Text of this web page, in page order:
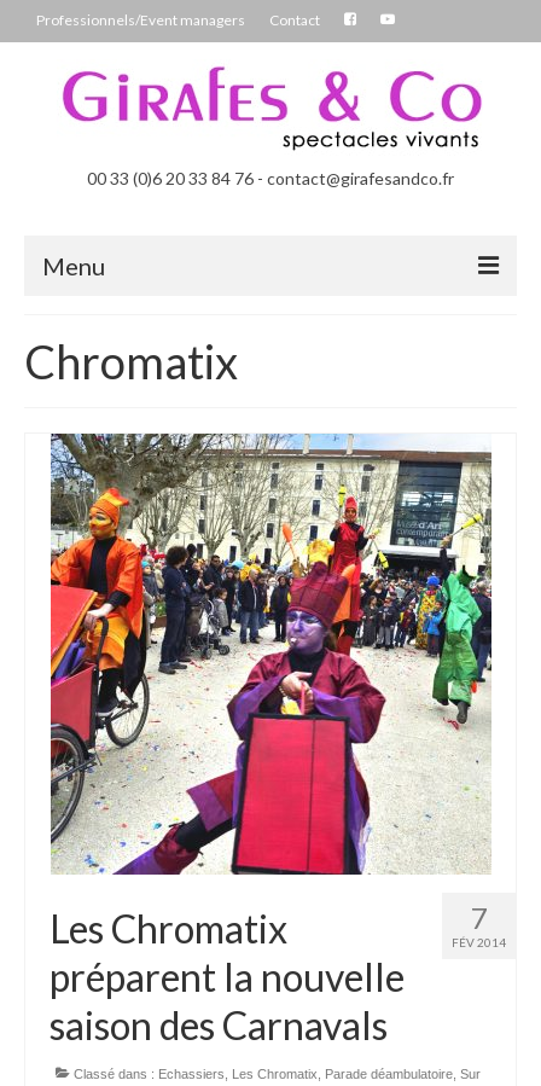
Professionnels/Event managers Contact
00 33 (0)6 20 33 84 76 - contact@girafesandco.fr
Menu
Les Chromatix, spécial Carnaval
Professionnels/Event managers
Les Danseuses Bulles
Chromatix
7
FÉV 2014
Les Chromatix
préparent la nouvelle
saison des Carnavals
Classé dans : Echassiers Les Chromatix Parade déambulatoire Sur